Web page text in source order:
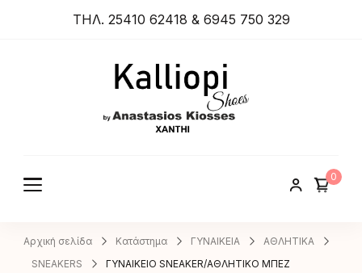
ΤΗΛ. 25410 62418 & 6945 750 329
KIOSSES
0
Αρχική σελίδα Κατάστημα ΓΥΝΑΙΚΕΙΑ
ΑΘΛΗΤΙΚΑ
SNEAKERS
ΓΥΝΑΙΚΕΙΟ SNEAKER/ΑΘΛΗΤΙΚΟ ΜΠΕΖ